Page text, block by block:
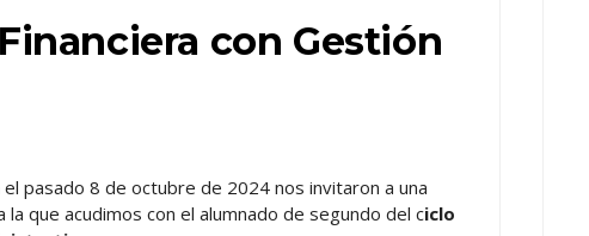
con Gestión
el pasado 8 de octubre de 2024 nos invitaron a una
que acudimos con el alumnado de segundo del ciclo